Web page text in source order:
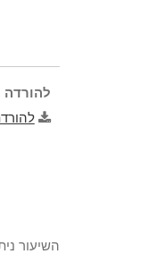
להורדה
השיעור